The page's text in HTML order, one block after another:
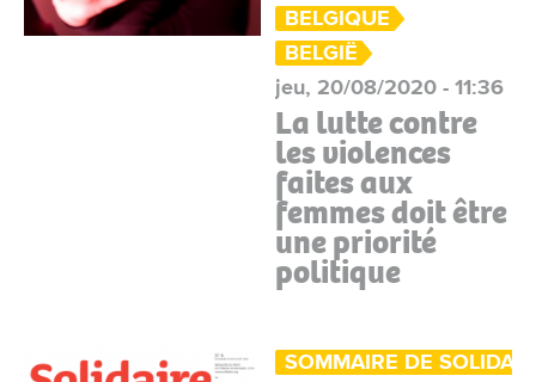
BELGIQUE
BELGIË
jeu, 20/08/2020 - 11:36
La lutte contre
les violences
faites aux
femmes doit être
une priorité
politique
SOMMAIRE DE